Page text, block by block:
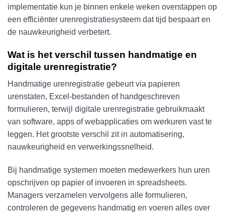
implementatie kun je binnen enkele weken overstappen op
een efficiënter urenregistratiesysteem dat tijd bespaart en
de nauwkeurigheid verbetert.
Wat is het verschil tussen handmatige en
digitale urenregistratie?
Handmatige urenregistratie gebeurt via papieren
urenstaten, Excel-bestanden of handgeschreven
formulieren, terwijl digitale urenregistratie gebruikmaakt
van software, apps of webapplicaties om werkuren vast te
leggen. Het grootste verschil zit in automatisering,
nauwkeurigheid en verwerkingssnelheid.
Bij handmatige systemen moeten medewerkers hun uren
opschrijven op papier of invoeren in spreadsheets.
Managers verzamelen vervolgens alle formulieren,
controleren de gegevens handmatig en voeren alles over